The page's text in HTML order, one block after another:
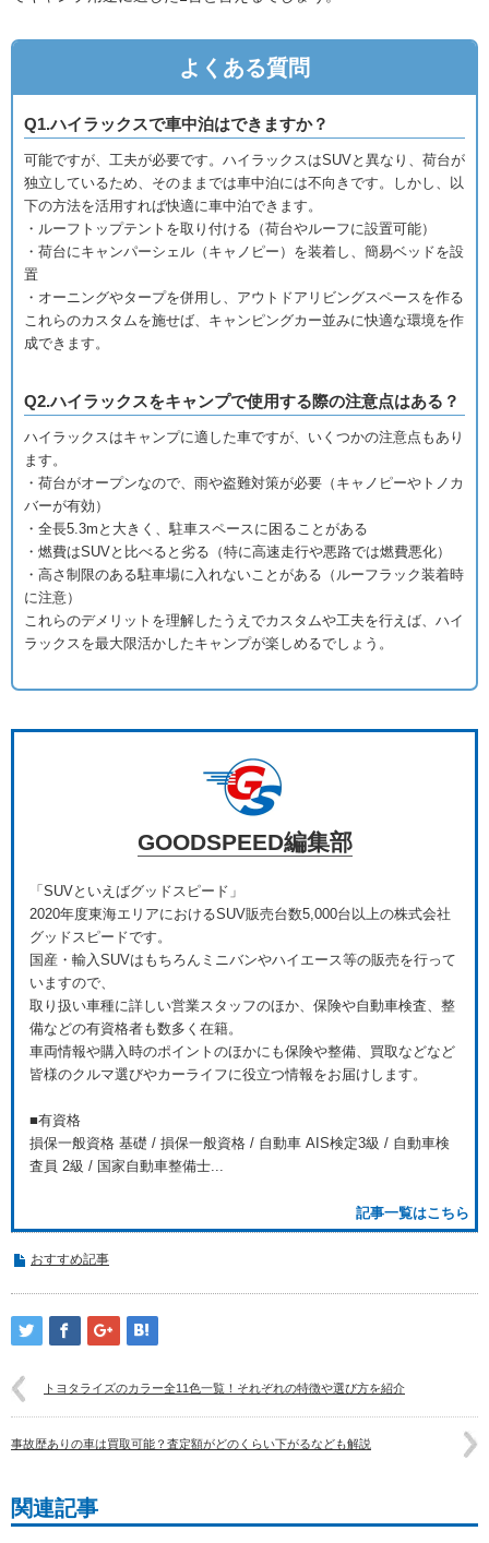
よくある質問
Q1.ハイラックスで車中泊はできますか？
可能ですが、工夫が必要です。ハイラックスはSUVと異なり、荷台が
独立しているため、そのままでは車中泊には不向きです。しかし、以
下の方法を活用すれば快適に車中泊できます。
・ルーフトップテントを取り付ける（荷台やルーフに設置可能）
・荷台にキャンパーシェル（キャノピー）を装着し、簡易ベッドを設
置
・オーニングやタープを併用し、アウトドアリビングスペースを作る
これらのカスタムを施せば、キャンピングカー並みに快適な環境を作
成できます。
Q2.ハイラックスをキャンプで使用する際の注意点はある？
ハイラックスはキャンプに適した車ですが、いくつかの注意点もあり
ます。
・荷台がオープンなので、雨や盗難対策が必要（キャノピーやトノカ
バーが有効）
・全長5.3mと大きく、駐車スペースに困ることがある
・燃費はSUVと比べると劣る（特に高速走行や悪路では燃費悪化）
・高さ制限のある駐車場に入れないことがある（ルーフラック装着時
に注意）
これらのデメリットを理解したうえでカスタムや工夫を行えば、ハイ
ラックスを最大限活かしたキャンプが楽しめるでしょう。
GOODSPEED編集部
「SUVといえばグッドスピード」
2020年度東海エリアにおけるSUV販売台数5,000台以上の株式会社
グッドスピードです。
国産・輸入SUVはもちろんミニバンやハイエース等の販売を行って
いますので、
取り扱い車種に詳しい営業スタッフのほか、保険や自動車検査、整
備などの有資格者も数多く在籍。
車両情報や購入時のポイントのほかにも保険や整備、買取などなど
皆様のクルマ選びやカーライフに役立つ情報をお届けします。
■有資格
損保一般資格 基礎 / 損保一般資格 / 自動車 AIS検定3級 / 自動車検
査員 2級 / 国家自動車整備士...
記事一覧はこちら
おすすめ記事
トヨタライズのカラー全11色一覧！それぞれの特徴や選び方を紹介
事故歴ありの車は買取可能？査定額がどのくらい下がるなども解説
関連記事